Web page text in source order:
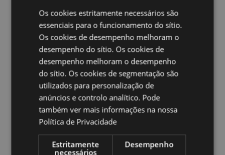
Ampliar informação:
Quer saber mais acerca de comprar na Puckator?
a nossaGuia de informação para o cliente.
Caracteristicas do Produto
Informação
Altura 13.5cm Largura 16.5cm Profundidade
11cm Aberto 16x27x6cm
5055071789137
0.170000
Os cookies estritamente necessários são
essenciais para o funcionamento do sítio.
Os cookies de desempenho melhoram o
desempenho do sítio. Os cookies de
desempenho melhoram o desempenho
do sítio. Os cookies de segmentação são
utilizados para personalização de
anúncios e controlo analítico. Pode
também ver mais informações na nossa
Política de Privacidade
Estritamente
necessários
Desempenho